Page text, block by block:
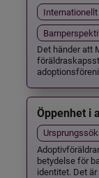
Internationellt
Det händer att
Öppenhet i
betydelse för
identitet. Det